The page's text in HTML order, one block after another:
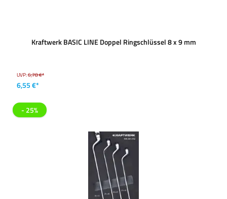
Kraftwerk BASIC LINE Doppel Ringschlüssel 8 x 9 mm
UVP:6,78 €*
6,55 €*
- 25%